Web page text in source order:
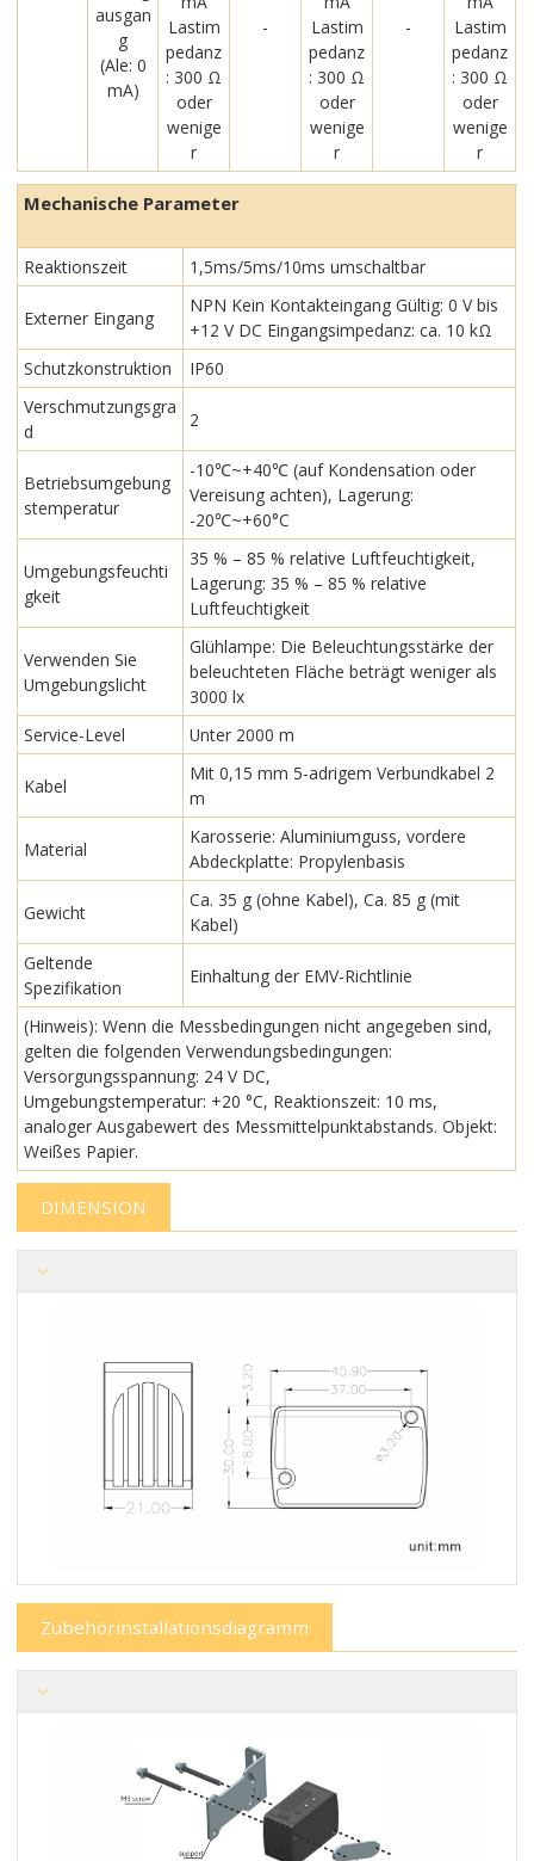
ausgan
g
(Ale: 0
mA)
Lastim
pedanz
: 300 Ω
oder
wenige
r
-
Lastim
pedanz
: 300 Ω
oder
wenige
r
-
Lastim
pedanz
: 300 Ω
oder
wenige
r
Mechanische Parameter
Reaktionszeit 1,5ms/5ms/10ms umschaltbar
Externer Eingang
NPN Kein Kontakteingang Gültig: 0 V bis
+12 V DC Eingangsimpedanz: ca. 10 kΩ
Schutzkonstruktion
IP60
Verschmutzungsgra
d
2
Betriebsumgebung
stemperatur
-10℃~+40℃ (auf Kondensation oder
Vereisung achten), Lagerung:
-20℃~+60°C
Umgebungsfeuchti
gkeit
35 % – 85 % relative Luftfeuchtigkeit,
Lagerung: 35 % – 85 % relative
Luftfeuchtigkeit
Verwenden Sie
Umgebungslicht
Glühlampe: Die Beleuchtungsstärke der
beleuchteten Fläche beträgt weniger als
3000 lx
Service-Level
Unter 2000 m
Kabel
Mit 0,15 mm 5-adrigem Verbundkabel 2
m
Material
Karosserie: Aluminiumguss, vordere
Abdeckplatte: Propylenbasis
Gewicht
Ca. 35 g (ohne Kabel), Ca. 85 g (mit
Kabel)
Geltende
Spezifikation
Einhaltung der EMV-Richtlinie
(Hinweis): Wenn die Messbedingungen nicht angegeben sind,
gelten die folgenden Verwendungsbedingungen:
Versorgungsspannung: 24 V DC,
Umgebungstemperatur: +20 °C, Reaktionszeit: 10 ms,
analoger Ausgabewert des Messmittelpunktabstands. Objekt:
Weißes Papier.
DIMENSION
Zubehörinstallationsdiagramm